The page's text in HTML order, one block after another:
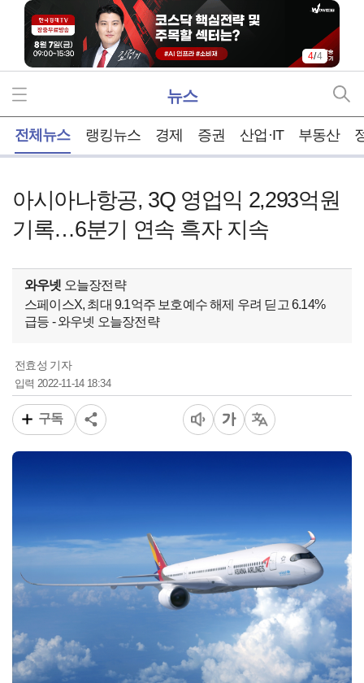
4/4
뉴스
전체뉴스 랭킹뉴스 경제 증권 산업·IT 부동산
아시아나항공, 3Q 영업익 2,293억원
기록…6분기 연속 흑자 지속
와우넷 오늘장전략
스페이스X, 최대 9.1억주 보호예수 해제 우려 딛고 6.14%
급등 - 와우넷 오늘장전략
전효성 기자
입력 2022-11-14 18:34
구독